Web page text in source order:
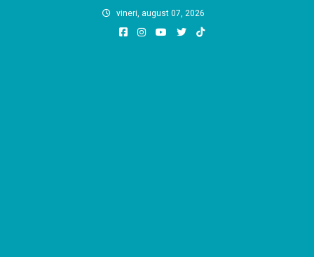
vineri, august 07, 2026